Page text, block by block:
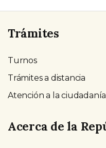
Trámites
Turnos
Trámites a distancia
Atención a la ciudadanía
Acerca de la